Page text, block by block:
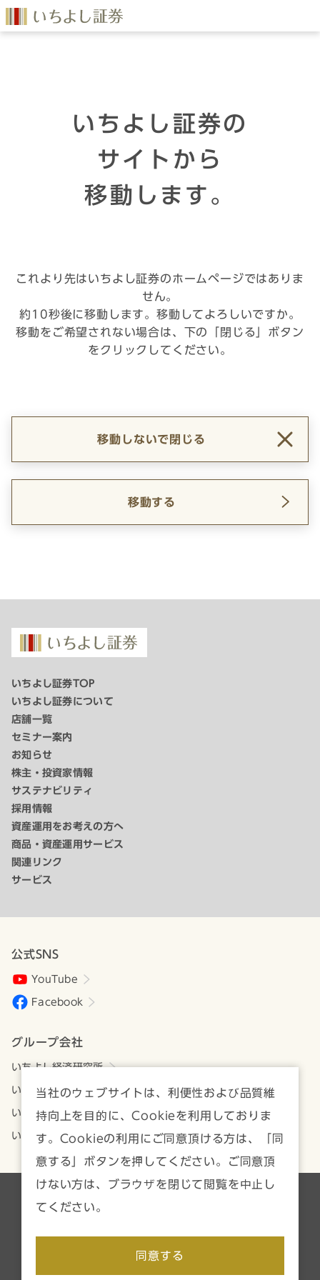
いちよし証券の
サイトから
移動します。
これより先はいちよし証券のホームページではありま
せん。
約10秒後に移動します。移動してよろしいですか。
移動をご希望されない場合は、下の「閉じる」ボタン
をクリックしてください。
移動しないで閉じる
移動する
いちよし証券TOP
いちよし証券について
店舗一覧
セミナー案内
お知らせ
株主・投資家情報
サステナビリティ
採用情報
資産運用をお考えの方へ
商品・資産運用サービス
関連リンク
サービス
公式SNS
YouTube
Facebook
グループ会社
いちよし経済研究所
いちよしアセットマネジメント
いちよしビジネスサービス
いちよしIFA
当社のウェブサイトは、利便性および品質維
持向上を目的に、Cookieを利用しておりま
す。Cookieの利用にご同意頂ける方は、「同
意する」ボタンを押してください。ご同意頂
けない方は、ブラウザを閉じて閲覧を中止し
てください。
同意する